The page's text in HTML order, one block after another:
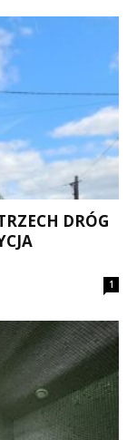
DRÓG
1